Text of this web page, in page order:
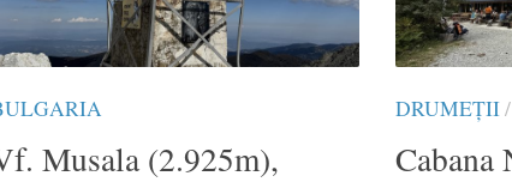
Musala (2.925m),
DRUMEŢII/
Cabana